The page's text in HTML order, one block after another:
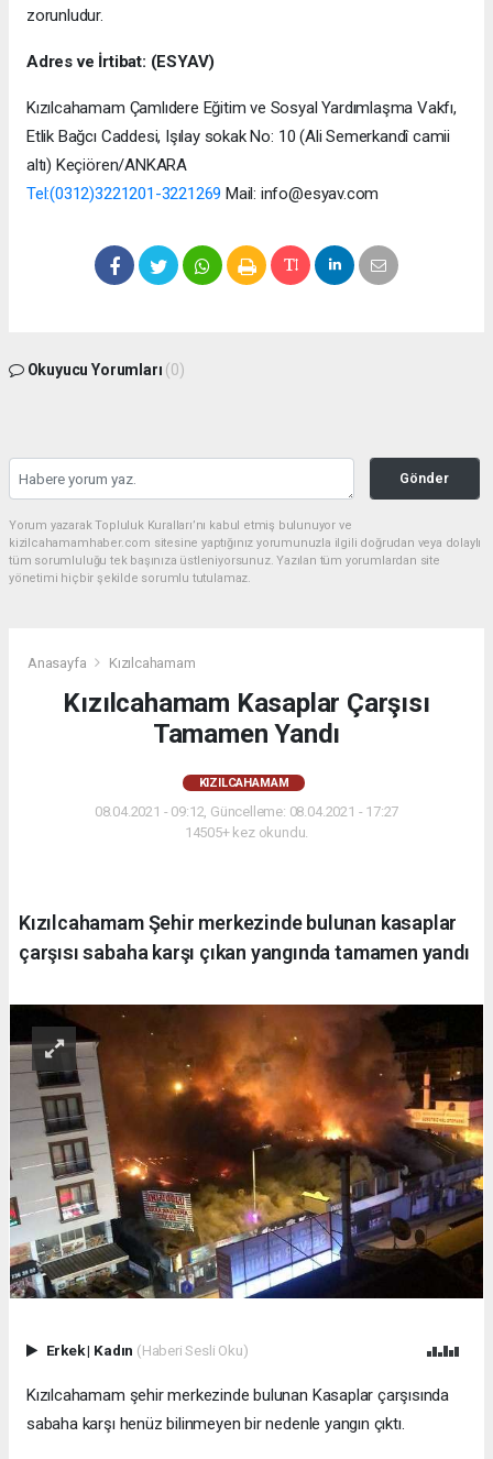
zorunludur.
Adres ve İrtibat: (ESYAV)
Kızılcahamam Çamlıdere Eğitim ve Sosyal Yardımlaşma Vakfı,
Etlik Bağcı Caddesi, Işılay sokak No: 10 (Ali Semerkandî camii
altı) Keçiören/ANKARA
Tel:(0312)3221201-3221269 Mail: info@esyav.com
Okuyucu Yorumları (0)
Gönder
Yorum yazarak Topluluk Kuralları’nı kabul etmiş bulunuyor ve
kizilcahamamhaber.com sitesine yaptığınız yorumunuzla ilgili doğrudan veya dolaylı
tüm sorumluluğu tek başınıza üstleniyorsunuz. Yazılan tüm yorumlardan site
yönetimi hiçbir şekilde sorumlu tutulamaz.
Anasayfa Kızılcahamam
Kızılcahamam Kasaplar Çarşısı
Tamamen Yandı
KIZILCAHAMAM
08.04.2021 - 09:12, Güncelleme: 08.04.2021 - 17:27
14505+ kez okundu.
Kızılcahamam Şehir merkezinde bulunan kasaplar
çarşısı sabaha karşı çıkan yangında tamamen yandı
Erkek| Kadın (Haberi Sesli Oku)
Kızılcahamam şehir merkezinde bulunan Kasaplar çarşısında
sabaha karşı henüz bilinmeyen bir nedenle yangın çıktı.